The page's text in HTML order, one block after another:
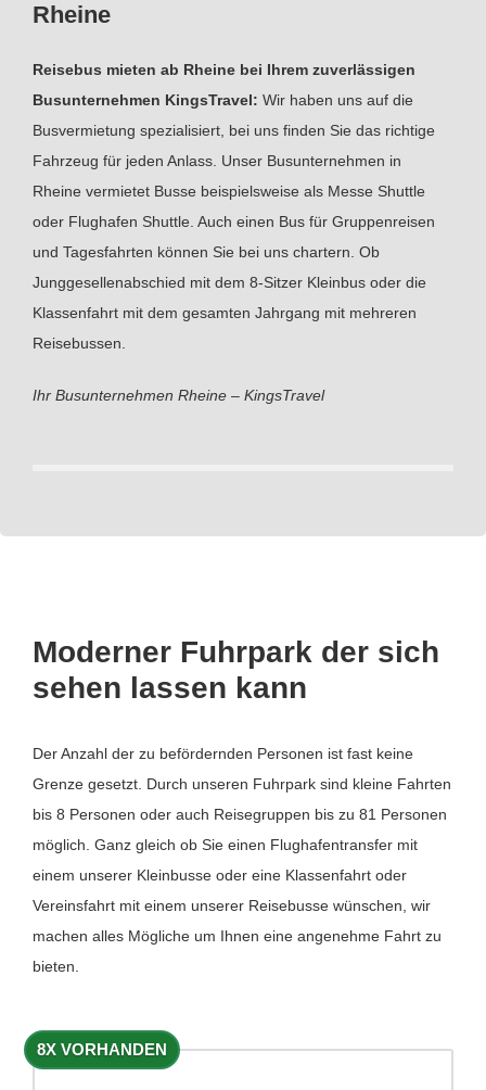
Rheine
Reisebus mieten ab Rheine bei Ihrem zuverlässigen
Busunternehmen KingsTravel: Wir haben uns auf die
Busvermietung spezialisiert, bei uns finden Sie das richtige
Fahrzeug für jeden Anlass. Unser Busunternehmen in
Rheine vermietet Busse beispielsweise als Messe Shuttle
oder Flughafen Shuttle. Auch einen Bus für Gruppenreisen
und Tagesfahrten können Sie bei uns chartern. Ob
Junggesellenabschied mit dem 8-Sitzer Kleinbus oder die
Klassenfahrt mit dem gesamten Jahrgang mit mehreren
Reisebussen.
Ihr Busunternehmen Rheine – KingsTravel
Moderner Fuhrpark der sich
sehen lassen kann
Der Anzahl der zu befördernden Personen ist fast keine
Grenze gesetzt. Durch unseren Fuhrpark sind kleine Fahrten
bis 8 Personen oder auch Reisegruppen bis zu 81 Personen
möglich. Ganz gleich ob Sie einen Flughafentransfer mit
einem unserer Kleinbusse oder eine Klassenfahrt oder
Vereinsfahrt mit einem unserer Reisebusse wünschen, wir
machen alles Mögliche um Ihnen eine angenehme Fahrt zu
bieten.
8X VORHANDEN